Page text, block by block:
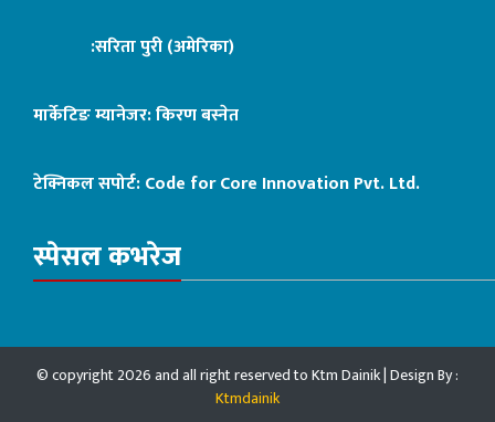
:सरिता पुरी (अमेरिका)
मार्केटिङ म्यानेजर: किरण बस्नेत
टेक्निकल सपोर्ट:Code for Core Innovation Pvt. Ltd.
स्पेसल कभरेज
© copyright 2026 and all right reserved to Ktm Dainik | Design By :
Ktmdainik